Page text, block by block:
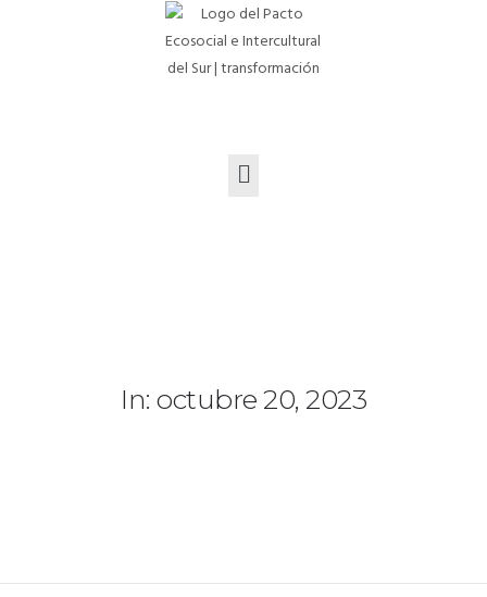
In: octubre 20, 2023